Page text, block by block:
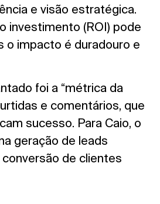
e visão estratégica.
investimento (ROI) pode
o impacto é duradouro e
foi a “métrica da
e comentários, que
sucesso. Para Caio, o
geração de leads
de clientes